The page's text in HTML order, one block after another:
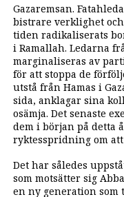
Gazaremsan.
bistrare verklighet
tiden radikaliserats
i Ramallah. Ledarna
marginaliseras av
för att stoppa de
utstå från Hamas i
sida, anklagar sina
osämja. Det senaste
dem i början på detta
ryktesspridning om att
Det har således
som motsätter sig
en ny generation som